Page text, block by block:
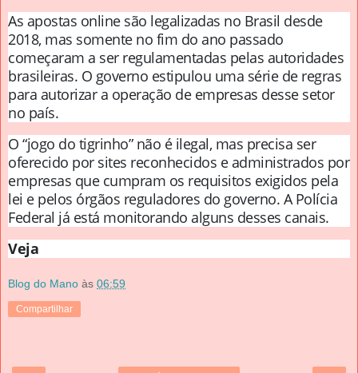
As apostas online são legalizadas no Brasil desde
2018, mas somente no fim do ano passado
começaram a ser regulamentadas pelas autoridades
brasileiras. O governo estipulou uma série de regras
para autorizar a operação de empresas desse setor
no país.
O “jogo do tigrinho” não é ilegal, mas precisa ser
oferecido por sites reconhecidos e administrados por
empresas que cumpram os requisitos exigidos pela
lei e pelos órgãos reguladores do governo. A Polícia
Federal já está monitorando alguns desses canais.
Veja
Blog do Mano às 06:59
Compartilhar